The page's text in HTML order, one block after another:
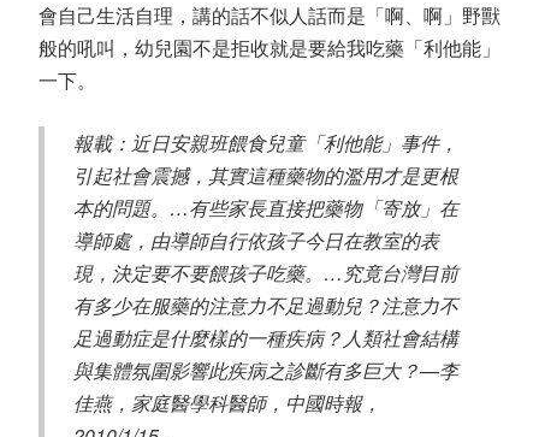
會自己生活自理，講的話不似人話而是「啊、啊」野獸
般的吼叫，幼兒園不是拒收就是要給我吃藥「利他能」
一下。
報載：近日安親班餵食兒童「利他能」事件，
引起社會震撼，其實這種藥物的濫用才是更根
本的問題。…有些家長直接把藥物「寄放」在
導師處，由導師自行依孩子今日在教室的表
現，決定要不要餵孩子吃藥。…究竟台灣目前
有多少在服藥的注意力不足過動兒？注意力不
足過動症是什麼樣的一種疾病？人類社會結構
與集體氛圍影響此疾病之診斷有多巨大？—李
佳燕，家庭醫學科醫師，中國時報，